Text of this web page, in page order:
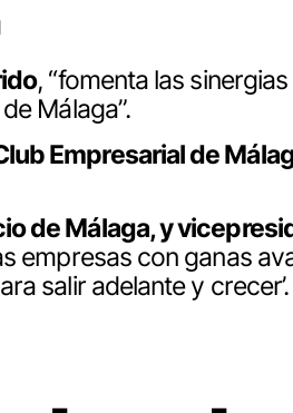
, “fomenta las
Málaga”.
Empresarial de
de Málaga, y
empresas con ganas
salir adelante y crecer’.